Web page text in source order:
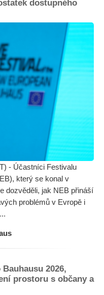
dostupného
- Účastníci Festivalu
který se konal v
dozvěděli, jak NEB přináší
problémů v Evropě i
2026,
prostoru s občany a